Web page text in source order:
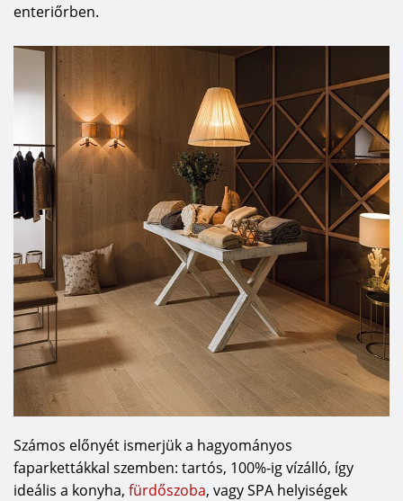
enteriőrben.
Számos előnyét ismerjük a hagyományos
faparkettákkal szemben: tartós, 100%-ig vízálló, így
ideális a konyha, fürdőszoba, vagy SPA helyiségek